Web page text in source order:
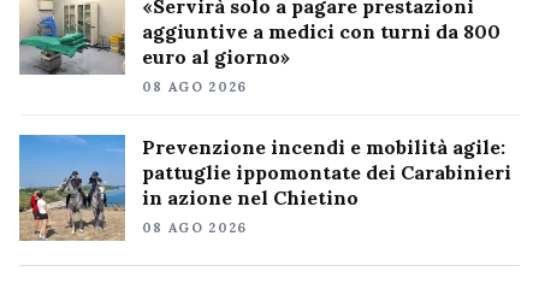
«Servirà solo a pagare prestazioni
aggiuntive a medici con turni da 800
euro al giorno»
08 AGO 2026
Prevenzione incendi e mobilità agile:
pattuglie ippomontate dei Carabinieri
in azione nel Chietino
08 AGO 2026